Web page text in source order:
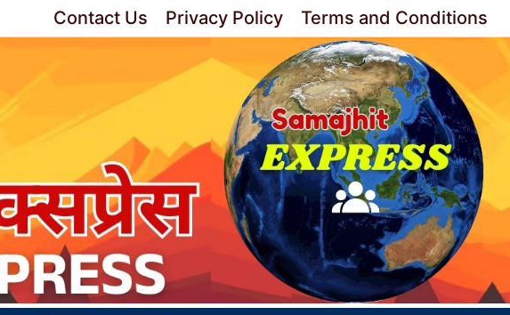
Contact Us Privacy Policy Terms and Conditions